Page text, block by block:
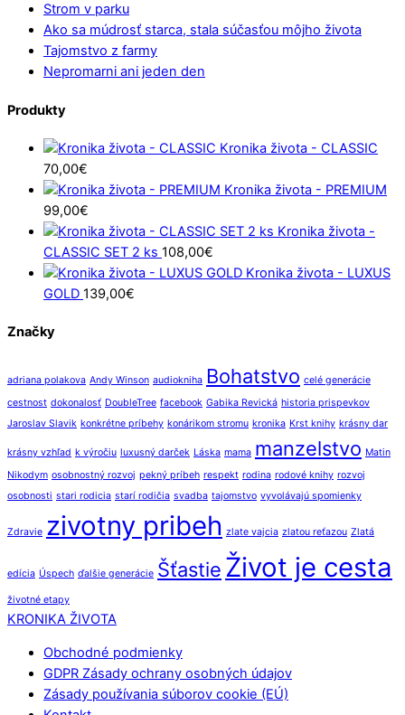
Strom v parku
Ako sa múdrosť starca, stala súčasťou môjho života
Tajomstvo z farmy
Nepromarni ani jeden den
Produkty
Kronika života - CLASSIC
70,00€
Kronika života - PREMIUM
99,00€
Kronika života -
CLASSIC SET 2 ks 108,00€
Kronika života - LUXUS
GOLD 139,00€
Značky
adriana polakova Andy Winson audiokniha Bohatstvo celé generácie
cestnost dokonalosť DoubleTree facebook Gabika Revická historia prispevkov
Jaroslav Slavik konkrétne príbehy konárikom stromu kronika Krst knihy krásny dar
krásny vzhľad k výročiu luxusný darček Láska mama manzelstvo Matin
Nikodym osobnostný rozvoj pekný príbeh respekt rodina rodové knihy rozvoj
osobnosti stari rodicia starí rodičia svadba tajomstvo vyvolávajú spomienky
Zdravie zivotny pribeh zlate vajcia zlatou reťazou Zlatá
edícia Úspech ďalšie generácie Šťastie Život je cesta
životné etapy
Back
Top
KRONIKA ŽIVOTA
Obchodné podmienky
GDPR Zásady ochrany osobných údajov
Zásady používania súborov cookie (EÚ)